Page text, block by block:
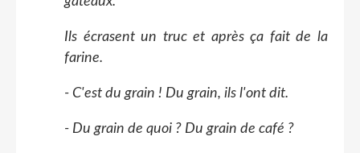
Ils écrasent un truc et après ça fait de la
farine.
- C'est du grain ! Du grain, ils l'ont dit.
- Du grain de quoi ? Du grain de café ?